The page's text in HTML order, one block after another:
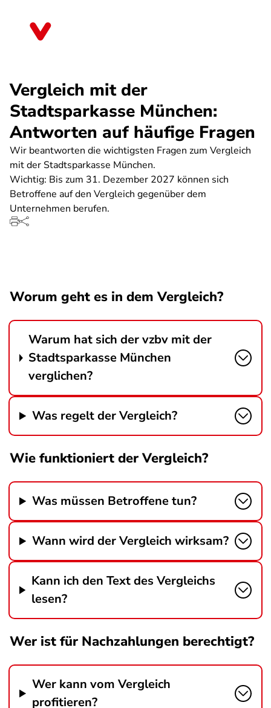
Vergleich mit der
Stadtsparkasse München:
Antworten auf häufige Fragen
Wir beantworten die wichtigsten Fragen zum Vergleich
mit der Stadtsparkasse München.
Wichtig: Bis zum 31. Dezember 2027 können sich
Betroffene auf den Vergleich gegenüber dem
Unternehmen berufen.
Worum geht es in dem Vergleich?
Warum hat sich der vzbv mit der
Stadtsparkasse München
verglichen?
Was regelt der Vergleich?
Wie funktioniert der Vergleich?
Was müssen Betroffene tun?
Wann wird der Vergleich wirksam?
Kann ich den Text des Vergleichs
lesen?
Wer ist für Nachzahlungen berechtigt?
Wer kann vom Vergleich
profitieren?